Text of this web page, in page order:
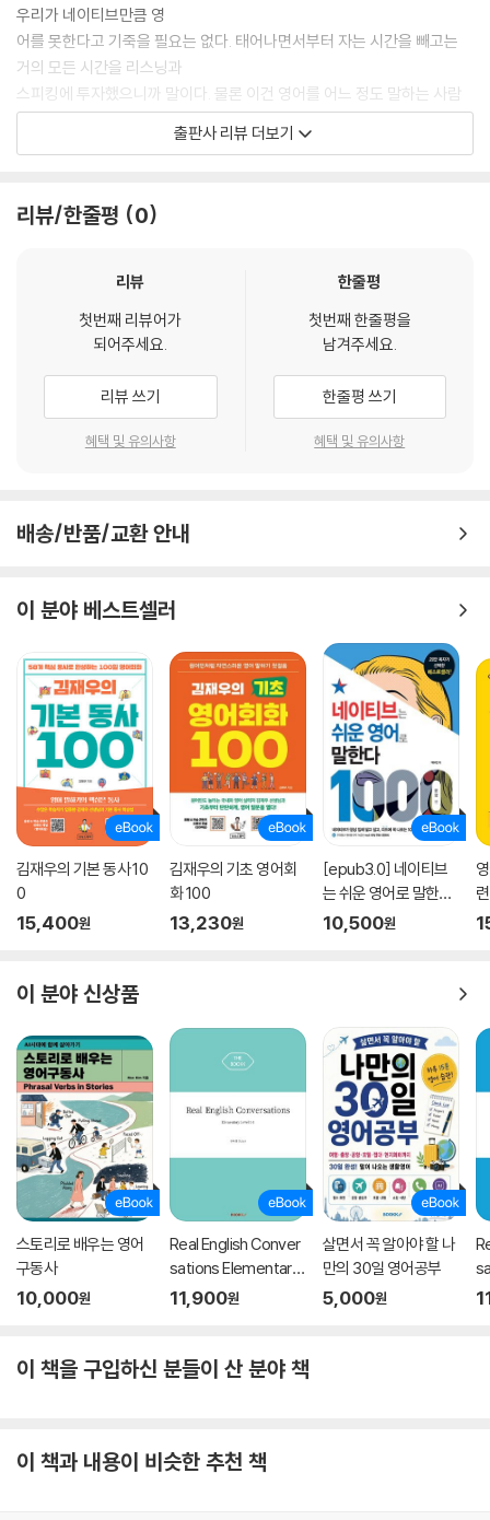
우리가 네이티브만큼 영
어를 못한다고 기죽을 필요는 없다. 태어나면서부터 자는 시간을 빼고는
거의 모든 시간을 리스닝과
스피킹에 투자했으니까 말이다. 물론 이건 영어를 어느 정도 말하는 사람
의 경우이고, 10년 넘게 영
어했는데 아직 말 한 마디 못한다면, 어색한 침묵과 영작시간을 다 포함해
그렇다면 어떻게 해야 해도해도 안 되는 영어의 말문을 틀 수 있을까? 다
브들이 처음 영어를 배우듯 배울 수도 없고 또 영어공부 작심 한 달, 아니
한 주를 넘기지 못하는 사람
의 전매 특허인 “문법부터 하겠다”라는 ‘나쁜 각오’를 또 반복할 수도 없지
않은가. 그럼 어떻게 영어
를 말해야 하는 걸까? 어떻게 영어회화문장을 만들어야 하는 걸까? 어차
어문장에서 유형화할 수
있는 패턴을 기계적으로 외우고 이에 살을 붙여 완전한 문장을 만들 수 있
는 기본표현들을 왕창 습득
해야 한다. 아쉽지만 네이티브들이 일상에서 수없는 반복을 통해 감각적으
로 몸에 익힌 것을 우리는
책상에 앉아 수학공부하듯 이해와 암기를 통해 영어문장을 하나하나 조립
해야 한다. 물론 이런 조립
과정을 여러 번 하다보면 우리도 조금씩 자연스러워지는 건 사실이다. 이
책은 이런 기본표현들을 집
게 머릿속에서 기억해두도
<요만큼만 알아도 영어로 말할 수 있다!>는 이런 관점에서 네이티브들이
표현들 1,200개를 수록하였다. 그중에서는 give out, turn out, put tog
ether처럼 동사구도 있지
만, at the same time, all the time 등 시간과 장소를 나타내는 빈출 부
사구도 함께 수록되어 있
다. 멘토스가 이미 출간한 많은 패턴책의 패턴들에 여기서 학습한 기본표
현들을 대입하여 다양한 문
장을 만들다보면 영어문장이 하나둘씩 만들어지게 되고 그렇게 연습에 연
습을 하면 자신도 모르게
네이티브들처럼 쉬운 단어들로 영어회화가 되는 자신을 발견하게 될 것이
다.
출판사 리뷰 더보기
리뷰/한줄평 0
리뷰
첫번째 리뷰어가
되어주세요.
리뷰 쓰기
혜택 및 유의사항
한줄평
첫번째 한줄평을
남겨주세요.
한줄평 쓰기
혜택 및 유의사항
배송/반품/교환 안내
이 분야 베스트셀러
김재우의 기본 동사 10
0
15,400원
김재우의 기초 영어회
화 100
13,230원
[epub3.0] 네이티브
는 쉬운 영어로 말한다
-1000문장 편
10,500원
이 분야 신상품
스토리로 배우는 영어
구동사
10,000원
Real English Conver
sations Elementary
Level 1-1
11,900원
살면서 꼭 알아야 할 나
만의 30일 영어공부
5,000원
이 책을 구입하신 분들이 산 분야 책
이 책과 내용이 비슷한 추천 책